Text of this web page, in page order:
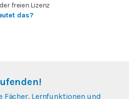
freien Lizenz
das?
Fächer, Lernfunktionen und